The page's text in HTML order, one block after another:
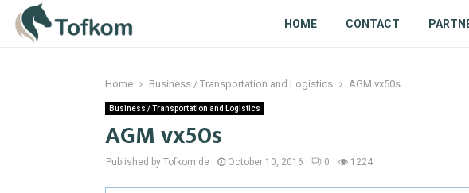
HOME CONTACT
Home Business / Transportation and Logistics AGM vx50s
Business / Transportation and Logistics
AGM vx50s
Published by Tofkom.de October 10, 2016 0 1224